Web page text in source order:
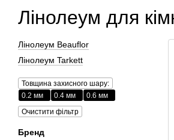
Лінолеум для
Лінолеум Beauflor
Лінолеум Tarkett
Товщина захисного шару:
0.2 мм
0.4 мм
0.6 мм
Очистити фільтр
Бренд